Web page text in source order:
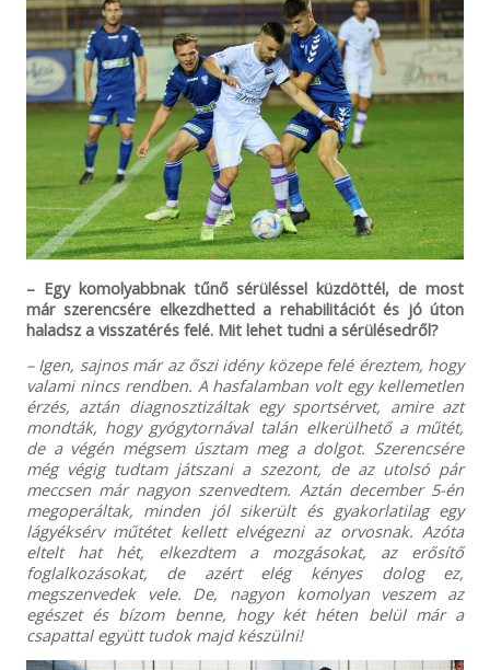
– Egy komolyabbnak tűnő sérüléssel küzdöttél, de most
már szerencsére elkezdhetted a rehabilitációt és jó úton
haladsz a visszatérés felé. Mit lehet tudni a sérülésedről?
– Igen, sajnos már az őszi idény közepe felé éreztem, hogy
valami nincs rendben. A hasfalamban volt egy kellemetlen
érzés, aztán diagnosztizáltak egy sportsérvet, amire azt
mondták, hogy gyógytornával talán elkerülhető a műtét,
de a végén mégsem úsztam meg a dolgot. Szerencsére
még végig tudtam játszani a szezont, de az utolsó pár
meccsen már nagyon szenvedtem. Aztán december 5-én
megoperáltak, minden jól sikerült és gyakorlatilag egy
lágyéksérv műtétet kellett elvégezni az orvosnak. Azóta
eltelt hat hét, elkezdtem a mozgásokat, az erősítő
foglalkozásokat, de azért elég kényes dolog ez,
megszenvedek vele. De, nagyon komolyan veszem az
egészet és bízom benne, hogy két héten belül már a
csapattal együtt tudok majd készülni!